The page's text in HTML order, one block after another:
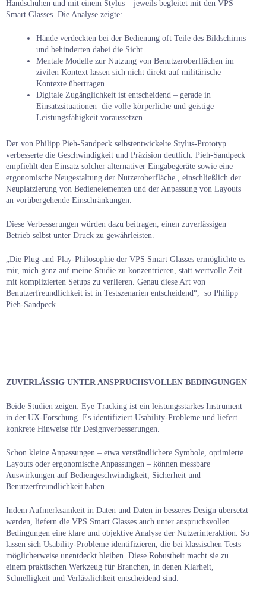
Handschuhen und mit einem Stylus – jeweils begleitet mit den VPS
Smart Glasses. Die Analyse zeigte:
Hände verdeckten bei der Bedienung oft Teile des Bildschirms
und behinderten dabei die Sicht
Mentale Modelle zur Nutzung von Benutzeroberflächen im
zivilen Kontext lassen sich nicht direkt auf militärische
Kontexte übertragen
Digitale Zugänglichkeit ist entscheidend – gerade in
Einsatzsituationen die volle körperliche und geistige
Leistungsfähigkeit voraussetzen
Der von Philipp Pieh-Sandpeck selbstentwickelte Stylus-Prototyp
verbesserte die Geschwindigkeit und Präzision deutlich. Pieh-Sandpeck
empfiehlt den Einsatz solcher alternativer Eingabegeräte sowie eine
ergonomische Neugestaltung der Nutzeroberfläche , einschließlich der
Neuplatzierung von Bedienelementen und der Anpassung von Layouts
an vorübergehende Einschränkungen.
Diese Verbesserungen würden dazu beitragen, einen zuverlässigen
Betrieb selbst unter Druck zu gewährleisten.
„Die Plug-and-Play-Philosophie der VPS Smart Glasses ermöglichte es
mir, mich ganz auf meine Studie zu konzentrieren, statt wertvolle Zeit
mit komplizierten Setups zu verlieren. Genau diese Art von
Benutzerfreundlichkeit ist in Testszenarien entscheidend“, so Philipp
Pieh-Sandpeck.
ZUVERLÄSSIG UNTER ANSPRUCHSVOLLEN BEDINGUNGEN
Beide Studien zeigen: Eye Tracking ist ein leistungsstarkes Instrument
in der UX-Forschung. Es identifiziert Usability-Probleme und liefert
konkrete Hinweise für Designverbesserungen.
Schon kleine Anpassungen – etwa verständlichere Symbole, optimierte
Layouts oder ergonomische Anpassungen – können messbare
Auswirkungen auf Bediengeschwindigkeit, Sicherheit und
Benutzerfreundlichkeit haben.
Indem Aufmerksamkeit in Daten und Daten in besseres Design übersetzt
werden, liefern die VPS Smart Glasses auch unter anspruchsvollen
Bedingungen eine klare und objektive Analyse der Nutzerinteraktion. So
lassen sich Usability-Probleme identifizieren, die bei klassischen Tests
möglicherweise unentdeckt bleiben. Diese Robustheit macht sie zu
einem praktischen Werkzeug für Branchen, in denen Klarheit,
Schnelligkeit und Verlässlichkeit entscheidend sind.